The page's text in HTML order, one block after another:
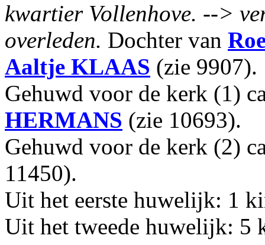
kwartier Vollenhove. -->
overleden. Dochter van
Aaltje KLAAS (zie 9907).
Gehuwd voor de kerk (1)
HERMANS (zie 10693).
Gehuwd voor de kerk (2)
11450).
Uit het eerste huwelijk: 1
Uit het tweede huwelijk: 5